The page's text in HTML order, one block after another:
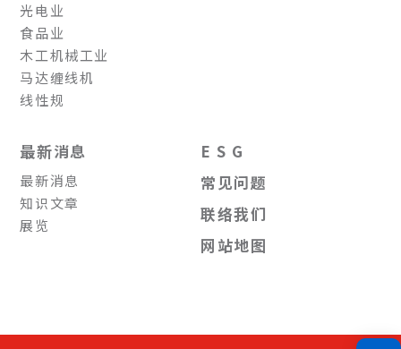
光电业
食品业
木工机械工业
马达缠线机
线性规
最新消息
最新消息
知识文章
展览
E S G
常见问题
联络我们
网站地图